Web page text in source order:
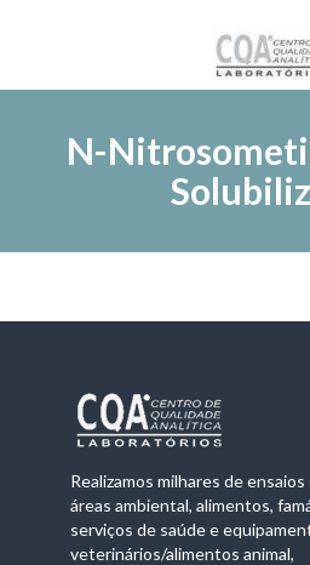
N-
Realizamos milhares de
áreas ambiental, alimentos,
serviços de saúde e
veterinários/alimentos animal,